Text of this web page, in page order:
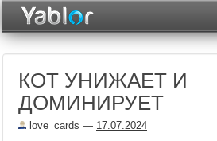
Неделя
КОТ УНИЖАЕТ И
ДОМИНИРУЕТ
love_cards — 17.07.2024